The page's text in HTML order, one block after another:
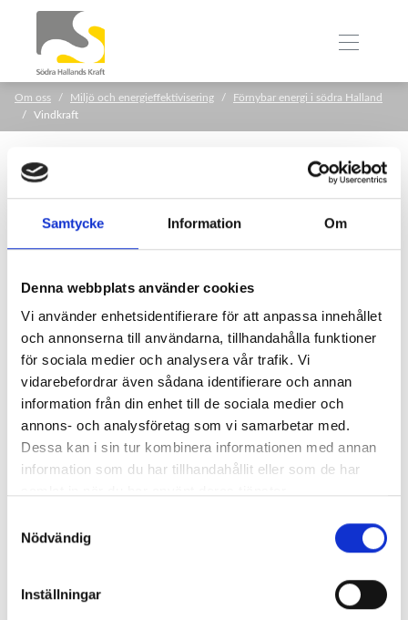
Samtycke Information Om
Denna webbplats använder cookies
Vi använder enhetsidentifierare för att anpassa innehållet
och annonserna till användarna, tillhandahålla funktioner
för sociala medier och analysera vår trafik. Vi
vidarebefordrar även sådana identifierare och annan
information från din enhet till de sociala medier och
annons- och analysföretag som vi samarbetar med.
Dessa kan i sin tur kombinera informationen med annan
information som du har tillhandahållit eller som de har
Nödvändig
Inställningar
Om oss Miljö och energieffektivisering
Förnybar energi i södra Halland
Vindkraft